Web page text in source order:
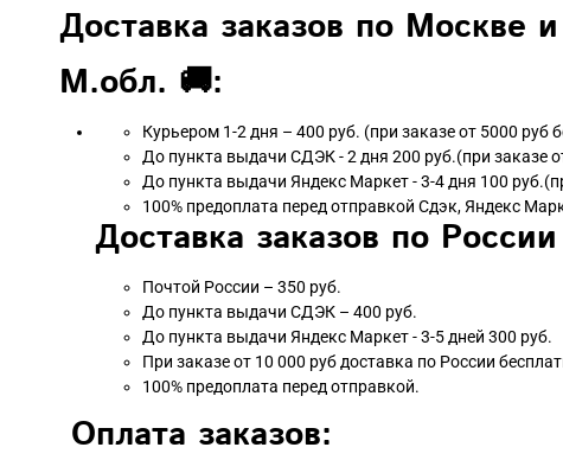
Доставка заказов по Москве и
М.обл. 🚚:
Курьером 1-2 дня – 400 руб. (при заказе от 5000 руб
До пункта выдачи СДЭК - 2 дня 200 руб.(при заказе
До пункта выдачи Яндекс Маркет - 3-4 дня 100
100% предоплата перед отправкой Сдэк, Яндекс
Доставка заказов по
Почтой России – 350 руб.
До пункта выдачи СДЭК – 400 руб.
До пункта выдачи Яндекс Маркет - 3-5 дней 300 руб.
При заказе от 10 000 руб доставка по России
100% предоплата перед отправкой.
Оплата заказов: